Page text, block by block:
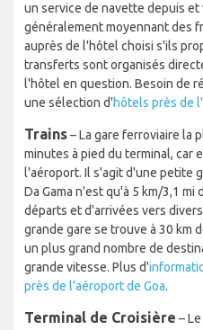
un service de navette depuis
généralement moyennant des
auprès de l'hôtel choisi s'ils
transferts sont organisés
l'hôtel en question. Besoin de
une sélection d'hôtels près de
Trains– La gare ferroviaire la
minutes à pied du terminal, car
l'aéroport. Il s'agit d'une petite
Da Gama n'est qu'à 5 km/3,1
départs et d'arrivées vers
grande gare se trouve à 30 km
un plus grand nombre de
grande vitesse. Plus d'
près de l'aéroport de Goa.
Terminal de Croisière –